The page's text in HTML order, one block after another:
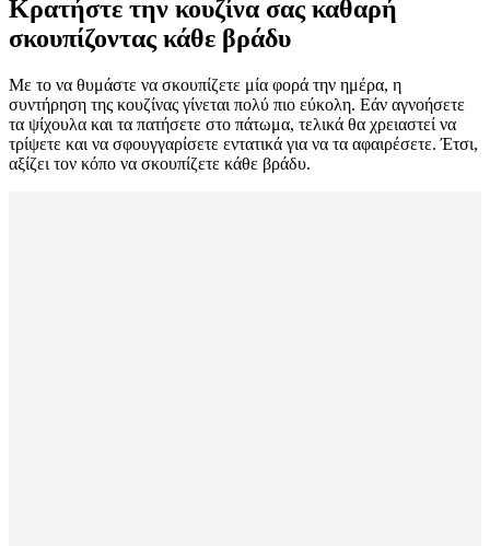
Κρατήστε την κουζίνα σας καθαρή
σκουπίζοντας κάθε βράδυ
Με το να θυμάστε να σκουπίζετε μία φορά την ημέρα, η
συντήρηση της κουζίνας γίνεται πολύ πιο εύκολη. Εάν αγνοήσετε
τα ψίχουλα και τα πατήσετε στο πάτωμα, τελικά θα χρειαστεί να
τρίψετε και να σφουγγαρίσετε εντατικά για να τα αφαιρέσετε. Έτσι,
αξίζει τον κόπο να σκουπίζετε κάθε βράδυ.